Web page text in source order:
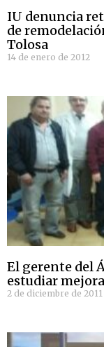
IU denuncia
de
Tolosa
14 de enero de 2012
El gerente del
estudiar
2 de diciembre de 2011